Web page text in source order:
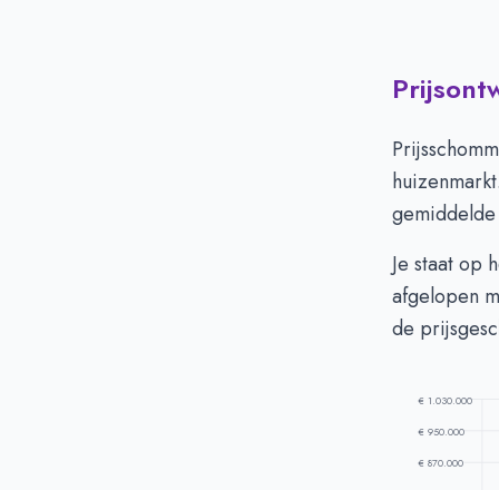
Vraagprijs in
Verkoopprijs
Je staat op
afgelopen
de
€ 1.030.000
€ 950.000
€ 870.000